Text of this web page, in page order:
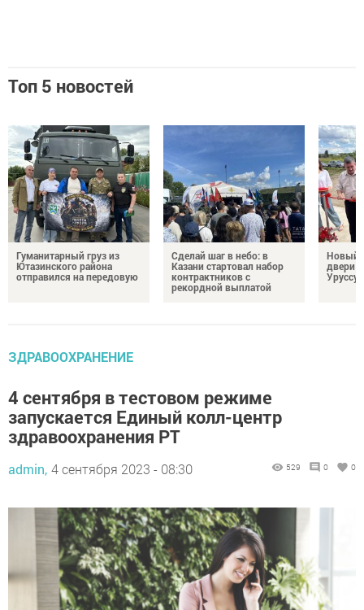
Топ 5 новостей
Гуманитарный груз из
Ютазинского района
отправился на передовую
Сделай шаг в небо: в
Казани стартовал набор
контрактников с
рекордной выплатой
Новый
двери
Уруссу
ЗДРАВООХРАНЕНИЕ
4 сентября в тестовом режиме
запускается Единый колл-центр
здравоохранения РТ
admin, 4 сентября 2023 - 08:30 529 0 0